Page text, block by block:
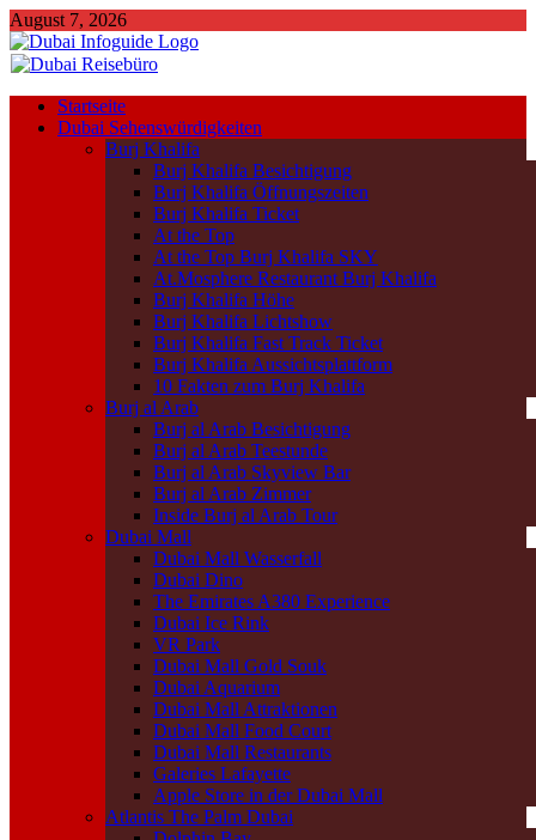
August 7, 2026
Startseite
Dubai Sehenswürdigkeiten
Burj Khalifa
Burj Khalifa Besichtigung
Burj Khalifa Öffnungszeiten
Burj Khalifa Ticket
At the Top
At the Top Burj Khalifa SKY
At.Mosphere Restaurant Burj Khalifa
Burj Khalifa Höhe
Burj Khalifa Lichtshow
Burj Khalifa Fast Track Ticket
Burj Khalifa Aussichtsplattform
10 Fakten zum Burj Khalifa
Burj al Arab
Burj al Arab Besichtigung
Burj al Arab Teestunde
Burj al Arab Skyview Bar
Burj al Arab Zimmer
Inside Burj al Arab Tour
Dubai Mall
Dubai Mall Wasserfall
Dubai Dino
The Emirates A380 Experience
Dubai Ice Rink
VR Park
Dubai Mall Gold Souk
Dubai Aquarium
Dubai Mall Attraktionen
Dubai Mall Food Court
Dubai Mall Restaurants
Galeries Lafayette
Apple Store in der Dubai Mall
Atlantis The Palm Dubai